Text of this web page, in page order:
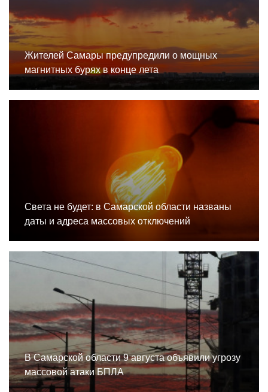
Жителей Самары предупредили о мощных
магнитных бурях в конце лета
Света не будет: в Самарской области названы
даты и адреса массовых отключений
В Самарской области 9 августа объявили угрозу
массовой атаки БПЛА